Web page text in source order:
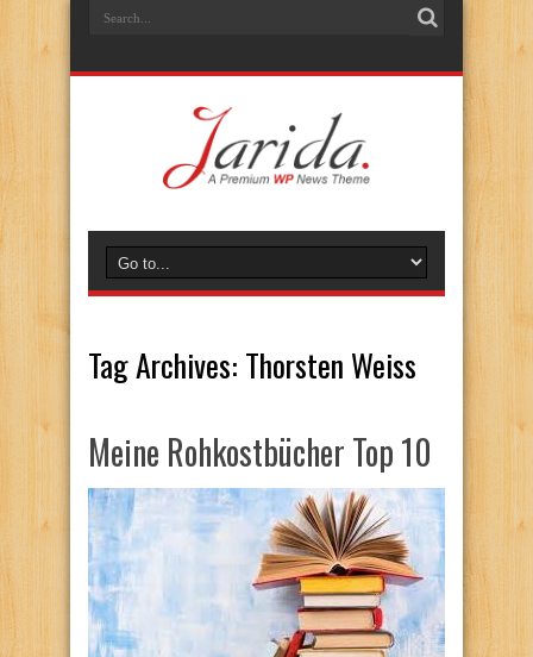
Tag Archives: Thorsten Weiss
Meine Rohkostbücher Top 10